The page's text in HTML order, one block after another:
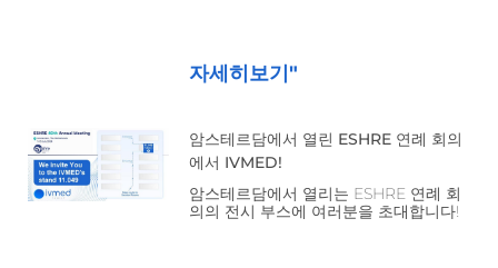
자세히보기"
암스테르담에서 열린 ESHRE 연례 회의
에서 IVMED!
암스테르담에서 열리는 ESHRE 연례 회
의의 전시 부스에 여러분을 초대합니다!